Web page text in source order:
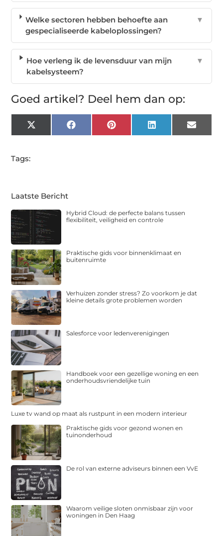
Welke sectoren hebben behoefte aan
gespecialiseerde kabeloplossingen?
▼
Hoe verleng ik de levensduur van mijn
kabelsysteem?
▼
Goed artikel? Deel hem dan op:
X
(Twitter)
FacebookPinterest LinkedIn Email
Tags:
Laatste Bericht
Hybrid Cloud: de perfecte balans tussen
flexibiliteit, veiligheid en controle
Praktische gids voor binnenklimaat en
buitenruimte
Verhuizen zonder stress? Zo voorkom je dat
kleine details grote problemen worden
Salesforce voor ledenverenigingen
Handboek voor een gezellige woning en een
onderhoudsvriendelijke tuin
Luxe tv wand op maat als rustpunt in een modern interieur
Praktische gids voor gezond wonen en
tuinonderhoud
De rol van externe adviseurs binnen een VvE
Waarom veilige sloten onmisbaar zijn voor
woningen in Den Haag